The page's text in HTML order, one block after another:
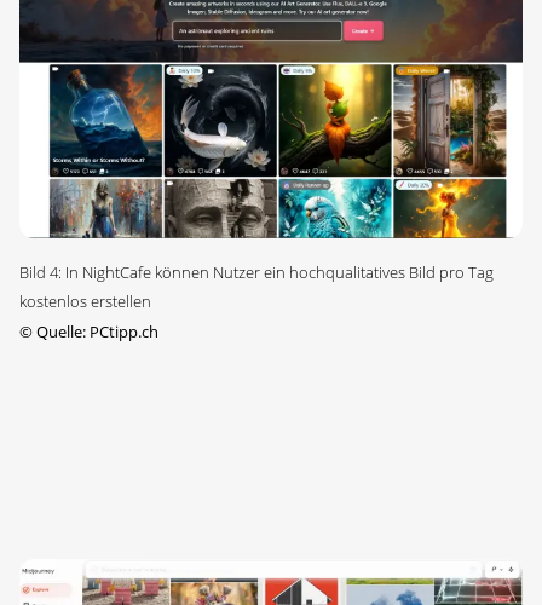
Bild 4: In NightCafe können Nutzer ein hochqualitatives Bild pro Tag
kostenlos erstellen
©Quelle: PCtipp.ch